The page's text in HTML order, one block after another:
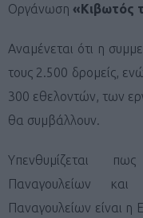
Οργάνωση «Κιβωτός
Αναμένεται ότι η
τους 2.500 δρομείς,
300 εθελοντών, των
θα συμβάλλουν.
Υπενθυμίζεται
Παναγουλείων
Παναγουλείων είναι η